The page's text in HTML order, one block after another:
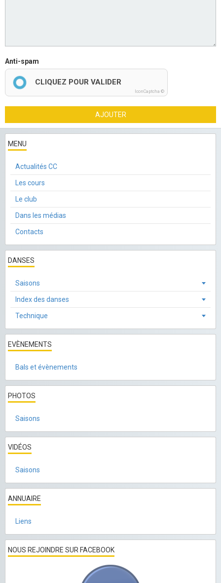
Anti-spam
CLIQUEZ POUR VALIDER
IconCaptcha ©
AJOUTER
MENU
Actualités CC
Les cours
Le club
Dans les médias
Contacts
DANSES
Saisons
Index des danses
Technique
EVÈNEMENTS
Bals et évènements
PHOTOS
Saisons
VIDÉOS
Saisons
ANNUAIRE
Liens
NOUS REJOINDRE SUR FACEBOOK